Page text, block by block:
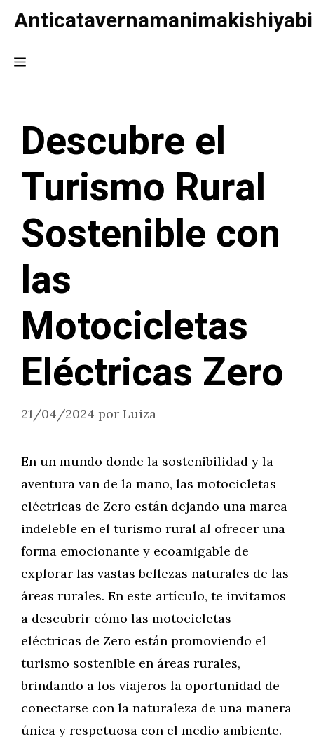
Saltar
contenido
Anticatavernamanimakishiyabi
Menú
Descubre el
Turismo Rural
Sostenible con
las
Motocicletas
Eléctricas Zero
21/04/2024 por Luiza
En un mundo donde la sostenibilidad y la
aventura van de la mano, las motocicletas
eléctricas de Zero están dejando una marca
indeleble en el turismo rural al ofrecer una
forma emocionante y ecoamigable de
explorar las vastas bellezas naturales de las
áreas rurales. En este artículo, te invitamos
a descubrir cómo las motocicletas
eléctricas de Zero están promoviendo el
turismo sostenible en áreas rurales,
brindando a los viajeros la oportunidad de
conectarse con la naturaleza de una manera
única y respetuosa con el medio ambiente.